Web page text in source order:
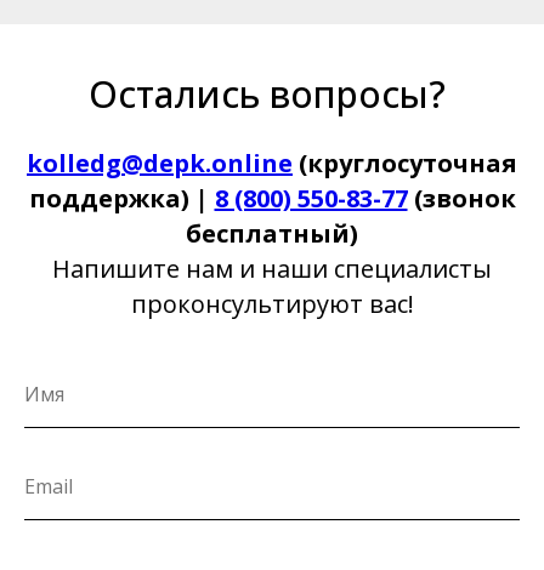
Остались вопросы?
kolledg@depk.online (круглосуточная
поддержка) | 8 (800) 550-83-77(звонок
бесплатный)
Напишите нам и наши специалисты
проконсультируют вас!